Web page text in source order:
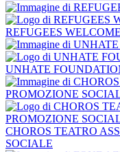
REFUGEES
UNHATE
CHOROS TEATRO
SOCIALE